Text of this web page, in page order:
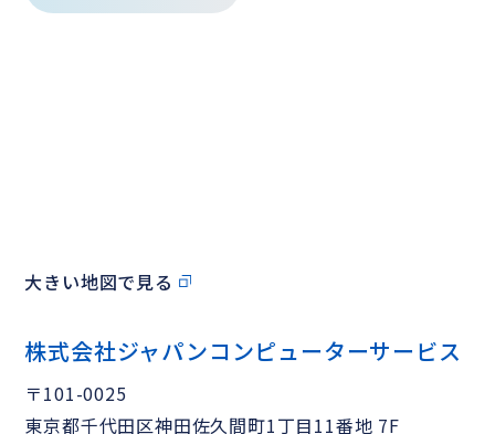
大きい地図で見る
株式会社ジャパンコンピューターサービス
〒101-0025
東京都千代田区神田佐久間町1丁目11番地 7F